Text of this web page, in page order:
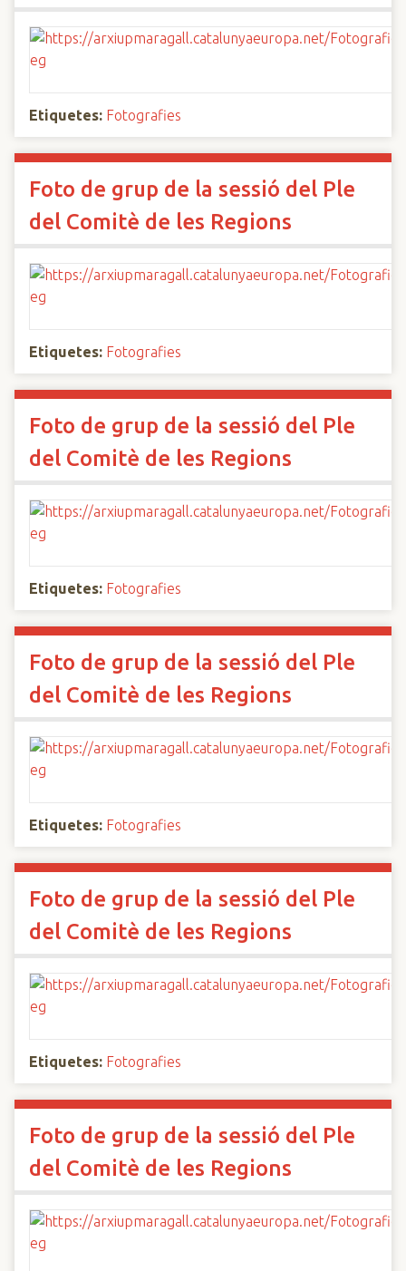
Etiquetes: Fotografies
Foto de grup de la sessió del Ple
del Comitè de les Regions
Etiquetes: Fotografies
Foto de grup de la sessió del Ple
del Comitè de les Regions
Etiquetes: Fotografies
Foto de grup de la sessió del Ple
del Comitè de les Regions
Etiquetes: Fotografies
Foto de grup de la sessió del Ple
del Comitè de les Regions
Etiquetes: Fotografies
Foto de grup de la sessió del Ple
del Comitè de les Regions